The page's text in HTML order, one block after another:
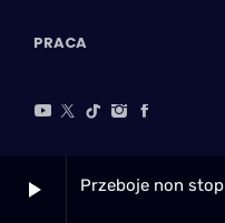
play_arrow Przeboje non stop
PRACA